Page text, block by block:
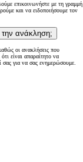
επικοινωνήστε με τη γραμμή
και να ειδοποιήσουμε τον
την ανάκληση;
οι ανακλήσεις που
είναι απαραίτητο να
σας για να σας ενημερώσουμε.